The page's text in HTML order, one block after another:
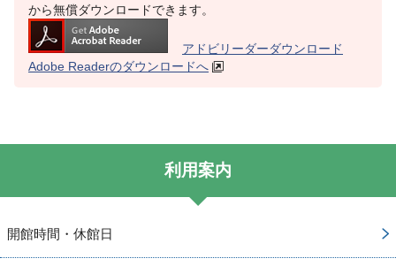
から無償ダウンロードできます。
アドビリーダーダウンロード
Adobe Readerのダウンロードへ
利用案内
開館時間・休館日